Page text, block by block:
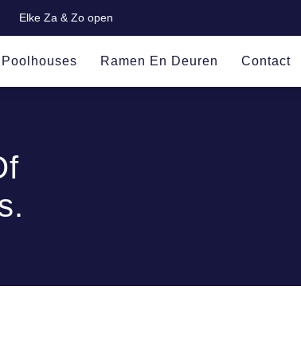
Elke Za & Zo open
Poolhouses Ramen En Deuren Contact